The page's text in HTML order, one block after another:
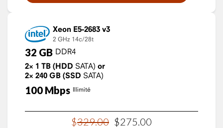
Xeon E5-2683 v3
2 GHz 14c/28t
32 GB DDR4
2× 1 TB (HDD SATA) or
2× 240 GB (SSD SATA)
100 Mbps Illimité
$329.00 $275 00